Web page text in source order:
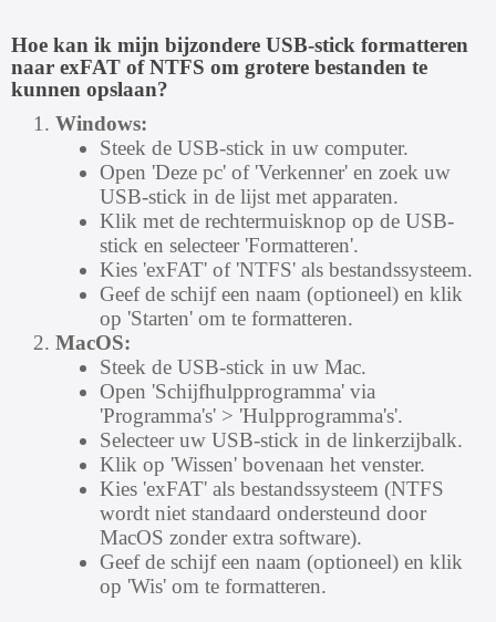
Hoe kan ik mijn bijzondere USB-stick formatteren
naar exFAT of NTFS om grotere bestanden te
kunnen opslaan?
Windows:
Steek de USB-stick in uw computer.
Open 'Deze pc' of 'Verkenner' en zoek uw
USB-stick in de lijst met apparaten.
Klik met de rechtermuisknop op de USB-
stick en selecteer 'Formatteren'.
Kies 'exFAT' of 'NTFS' als bestandssysteem.
Geef de schijf een naam (optioneel) en klik
op 'Starten' om te formatteren.
MacOS:
Steek de USB-stick in uw Mac.
Open 'Schijfhulpprogramma' via
'Programma's' > 'Hulpprogramma's'.
Selecteer uw USB-stick in de linkerzijbalk.
Klik op 'Wissen' bovenaan het venster.
Kies 'exFAT' als bestandssysteem (NTFS
wordt niet standaard ondersteund door
MacOS zonder extra software).
Geef de schijf een naam (optioneel) en klik
op 'Wis' om te formatteren.